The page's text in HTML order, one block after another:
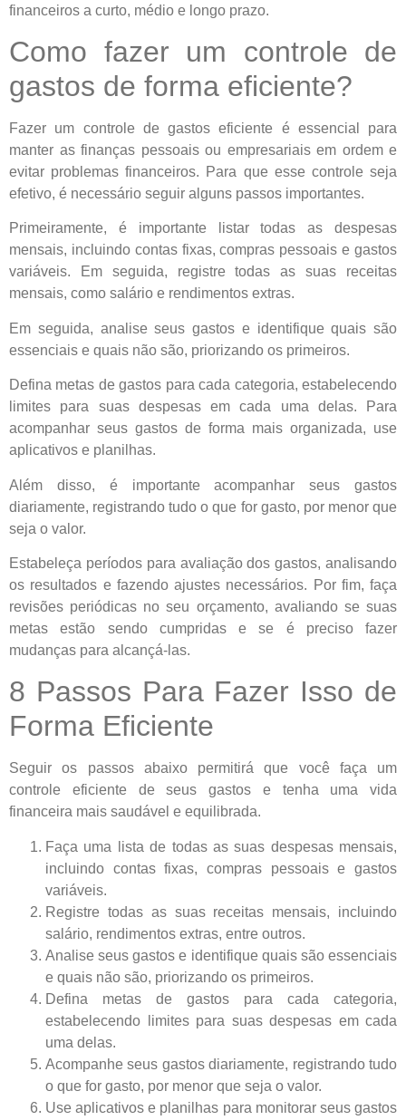
financeiros a curto, médio e longo prazo.
Como fazer um controle de
gastos de forma eficiente?
Fazer um controle de gastos eficiente é essencial para
manter as finanças pessoais ou empresariais em ordem e
evitar problemas financeiros. Para que esse controle seja
efetivo, é necessário seguir alguns passos importantes.
Primeiramente, é importante listar todas as despesas
mensais, incluindo contas fixas, compras pessoais e gastos
variáveis. Em seguida, registre todas as suas receitas
mensais, como salário e rendimentos extras.
Em seguida, analise seus gastos e identifique quais são
essenciais e quais não são, priorizando os primeiros.
Defina metas de gastos para cada categoria, estabelecendo
limites para suas despesas em cada uma delas. Para
acompanhar seus gastos de forma mais organizada, use
aplicativos e planilhas.
Além disso, é importante acompanhar seus gastos
diariamente, registrando tudo o que for gasto, por menor que
seja o valor.
Estabeleça períodos para avaliação dos gastos, analisando
os resultados e fazendo ajustes necessários. Por fim, faça
revisões periódicas no seu orçamento, avaliando se suas
metas estão sendo cumpridas e se é preciso fazer
mudanças para alcançá-las.
8 Passos Para Fazer Isso de
Forma Eficiente
Seguir os passos abaixo permitirá que você faça um
controle eficiente de seus gastos e tenha uma vida
financeira mais saudável e equilibrada.
Faça uma lista de todas as suas despesas mensais,
incluindo contas fixas, compras pessoais e gastos
variáveis.
Registre todas as suas receitas mensais, incluindo
salário, rendimentos extras, entre outros.
Analise seus gastos e identifique quais são essenciais
e quais não são, priorizando os primeiros.
Defina metas de gastos para cada categoria,
estabelecendo limites para suas despesas em cada
uma delas.
Acompanhe seus gastos diariamente, registrando tudo
o que for gasto, por menor que seja o valor.
Use aplicativos e planilhas para monitorar seus gastos